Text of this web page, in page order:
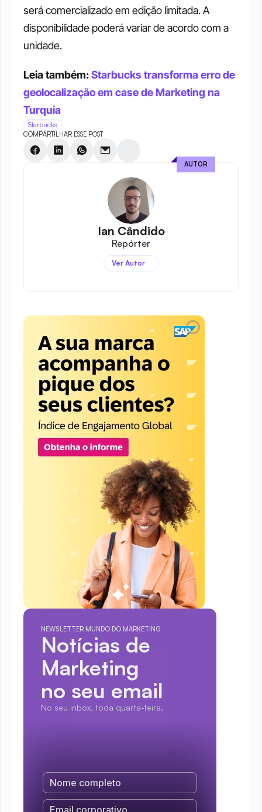
será comercializado em edição limitada. A
disponibilidade poderá variar de acordo com a
unidade.
Leia também: Starbucks transforma erro de
geolocalização em case de Marketing na
Turquia
Starbucks
COMPARTILHAR ESSE POST
Ian Cândido
Repórter
Ver Autor
AUTOR
NEWSLETTER MUNDO DO MARKETING
Notícias de
Marketing
no seu email
No seu inbox, toda quarta-feira.